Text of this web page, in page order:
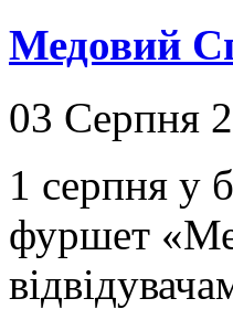
Медовий
03 Серпня
1 серпня у
фуршет